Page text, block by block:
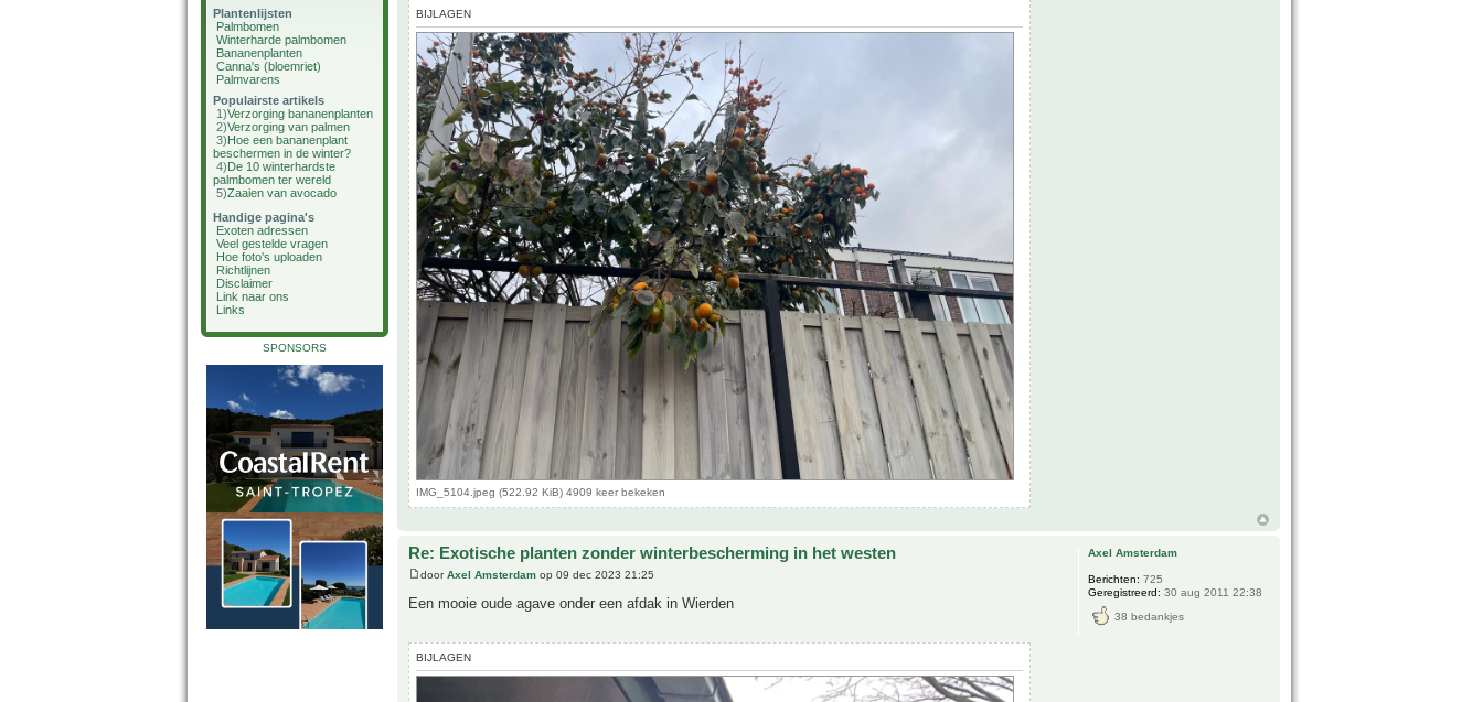
Plantenlijsten
Palmbomen
Winterharde palmbomen
Bananenplanten
Canna's (bloemriet)
Palmvarens
Populairste artikels
1)Verzorging bananenplanten
2)Verzorging van palmen
3)Hoe een bananenplant
beschermen in de winter?
4)De 10 winterhardste
palmbomen ter wereld
5)Zaaien van avocado
Handige pagina's
Exoten adressen
Veel gestelde vragen
Hoe foto's uploaden
Richtlijnen
Disclaimer
Link naar ons
Links
SPONSORS
BIJLAGEN
IMG_5104.jpeg (522.92 KiB) 4909 keer bekeken
Re: Exotische planten zonder winterbescherming in het westen
doorAxel Amsterdam op 09 dec 2023 21:25
Een mooie oude agave onder een afdak in Wierden
BIJLAGEN
Axel Amsterdam
Berichten: 725
Geregistreerd: 30 aug 2011 22:38
38 bedankjes